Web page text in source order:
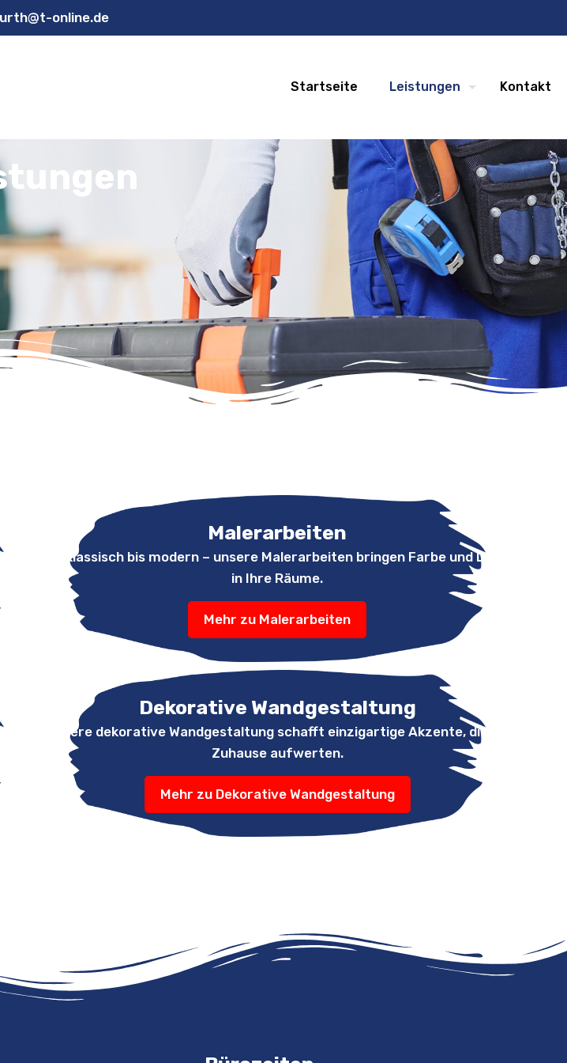
online.de
Startseite Leistungen Kontakt
Malerarbeiten
Von klassisch bis modern – unsere Malerarbeiten bringen Farbe und Leben
in Ihre Räume.
Mehr zu Malerarbeiten
Dekorative Wandgestaltung
Unsere dekorative Wandgestaltung schafft einzigartige Akzente, die Ihr
Zuhause aufwerten.
Mehr zu Dekorative Wandgestaltung